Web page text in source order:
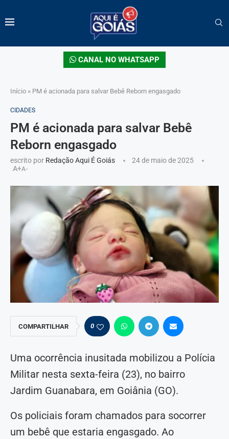
CANAL NO WHATSAPP
Início » PM é acionada para salvar Bebê Reborn engasgado
CIDADES
PM é acionada para salvar Bebê
Reborn engasgado
escrito por Redação Aqui É Goiás
24 de maio de 2025
A+A-
COMPARTILHAR 0
Uma ocorrência inusitada mobilizou a Polícia
Militar nesta sexta-feira (23), no bairro
Jardim Guanabara, em Goiânia (GO).
Os policiais foram chamados para socorrer
um bebê que estaria engasgado. Ao